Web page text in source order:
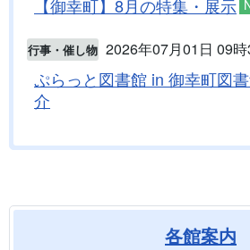
【御幸町】8月の特集・展示
行事・催し物 2026年07月01日 09
ぷらっと図書館 in 御幸町図
介
各館案内